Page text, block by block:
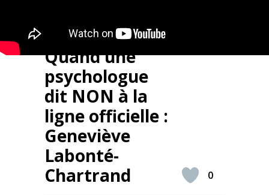
Quand une
psychologue
dit NON à la
ligne officielle :
Geneviève
Labonté-
Chartrand
0